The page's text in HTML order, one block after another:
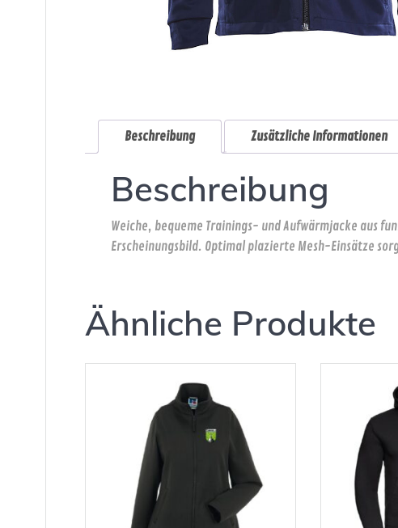
Beschreibung Zusätzliche Informationen
Beschreibung
Weiche, bequeme Trainings- und Aufwärmjacke aus
Erscheinungsbild. Optimal plazierte Mesh-Einsätze
Ähnliche Produkte